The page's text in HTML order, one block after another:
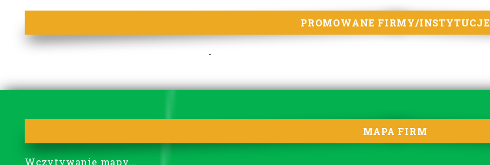
PROMOWANE FIRMY/INSTYTUCJE
MAPA FIRM
Wczytywanie mapy...